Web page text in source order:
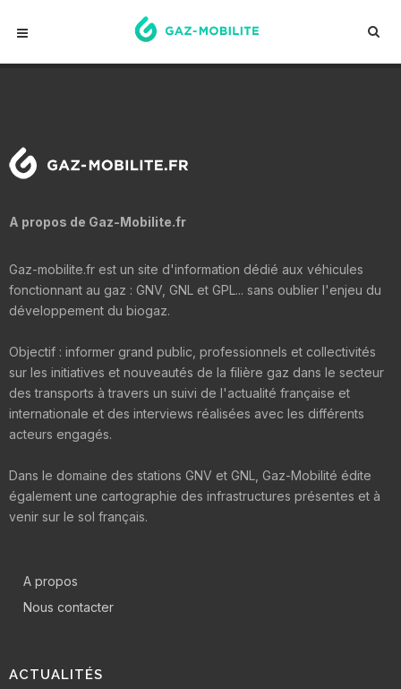
A propos de Gaz-Mobilite.fr
Gaz-mobilite.fr est un site d'information dédié aux véhicules
fonctionnant au gaz : GNV, GNL et GPL... sans oublier l'enjeu du
développement du biogaz.
Objectif : informer grand public, professionnels et collectivités
sur les initiatives et nouveautés de la filière gaz dans le secteur
des transports à travers un suivi de l'actualité française et
internationale et des interviews réalisées avec les différents
acteurs engagés.
Dans le domaine des stations GNV et GNL, Gaz-Mobilité édite
également une cartographie des infrastructures présentes et à
venir sur le sol français.
A propos
Nous contacter
ACTUALITÉS